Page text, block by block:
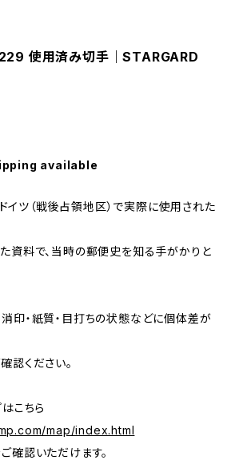
使用済み切手｜STARGARD
available
ツ（戦後占領地区）で実際に使用された
資料で、当時の郵便史を知る手がかりと
印・紙質・目打ちの状態などに個体差が
認ください。
こちら
map/index.html
確認いただけます。